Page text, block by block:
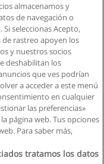
almacenamos y
de navegación o
seleccionas Acepto,
rastreo apoyen los
y nuestros socios
deshabilitan los
que ves podrían
a acceder a este menú
en cualquier
las preferencias»
página web. Tus opciones
Para saber más,
tratamos los datos